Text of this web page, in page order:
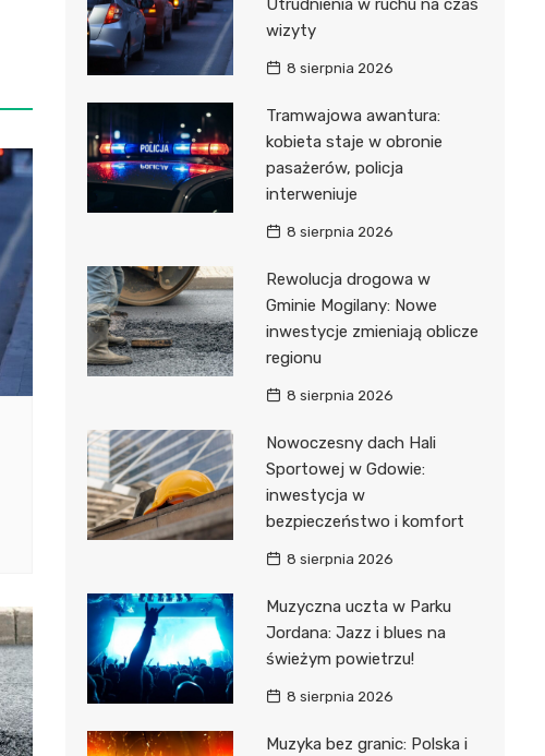
Utrudnienia w ruchu na czas
wizyty
8 sierpnia 2026
Tramwajowa awantura:
kobieta staje w obronie
pasażerów, policja
interweniuje
8 sierpnia 2026
Rewolucja drogowa w
Gminie Mogilany: Nowe
inwestycje zmieniają oblicze
regionu
8 sierpnia 2026
Nowoczesny dach Hali
Sportowej w Gdowie:
inwestycja w
bezpieczeństwo i komfort
8 sierpnia 2026
Muzyczna uczta w Parku
Jordana: Jazz i blues na
świeżym powietrzu!
8 sierpnia 2026
Muzyka bez granic: Polska i